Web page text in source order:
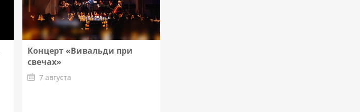
Концерт «Вивальди при
свечах»
7 августа